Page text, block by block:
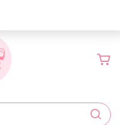
6 días hábiles